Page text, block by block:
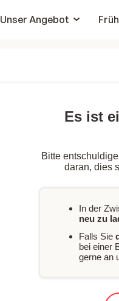
Unser Angebot
Es ist
Bitte
daran, dies
In der
neu zu
Falls Sie
bei einer
gerne an